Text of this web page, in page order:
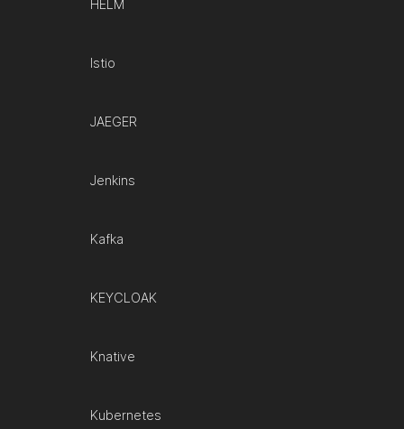
HELM
Istio
JAEGER
Jenkins
Kafka
KEYCLOAK
Knative
Kubernetes